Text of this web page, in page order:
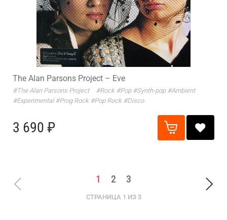
The Alan Parsons Project – Eve
#The Alan Parsons Project #Rock #Pop #Synth-pop #Ambient
#Experimental #Prog Rock #Pop Rock #Disco
3 690 ₽
1 2 3
СТРАНИЦА 1 ИЗ 3